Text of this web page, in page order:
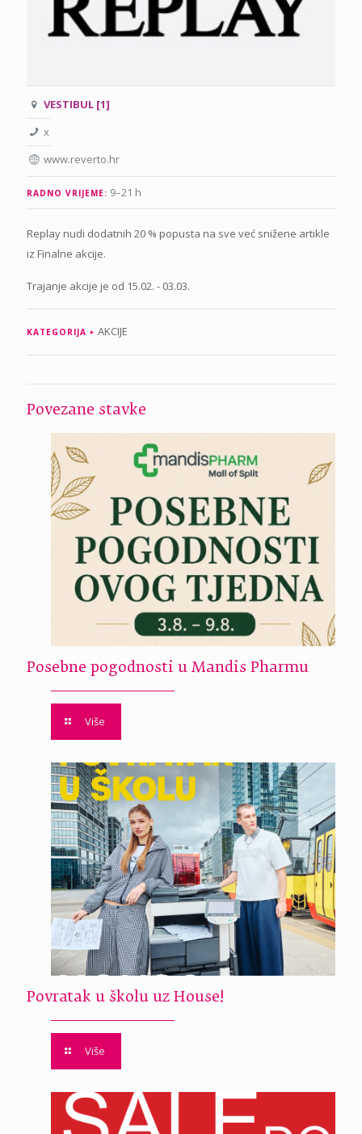
VESTIBUL [1]
x
www.reverto.hr
RADNO VRIJEME: 9–21 h
Replay nudi dodatnih 20 % popusta na sve već snižene artikle
iz Finalne akcije.
Trajanje akcije je od 15.02. - 03.03.
KATEGORIJA AKCIJE
Povezane stavke
Posebne pogodnosti u Mandis Pharmu
Više
Povratak u školu uz House!
Više